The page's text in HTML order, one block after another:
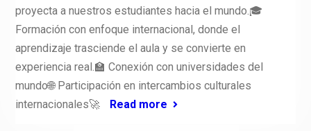
proyecta a nuestros estudiantes hacia el mundo.🎓
Formación con enfoque internacional, donde el
aprendizaje trasciende el aula y se convierte en
experiencia real.🏫 Conexión con universidades del
mundo🌐 Participación en intercambios culturales
internacionales🚀
Read more